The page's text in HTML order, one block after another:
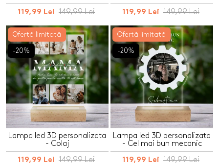
119,99 Lei 149,99 Lei 119,99 Lei 149,99 Lei
Ofertă limitată
-20%
Lampa led 3D personalizata
- Colaj
119,99 Lei 149,99 Lei
Ofertă limitată
-20%
Lampa led 3D personalizata
- Cel mai bun mecanic
119,99 Lei 149,99 Lei